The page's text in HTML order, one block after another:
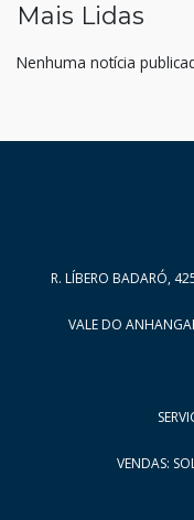
Mais Lidas
Nenhuma notícia
R. LÍBERO BADARÓ,
VALE DO
VENDAS: